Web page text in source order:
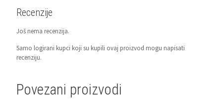
Recenzije
Još nema recenzija.
Samo logirani kupci koji su kupili ovaj proizvod mogu napisati
recenziju.
Povezani proizvodi